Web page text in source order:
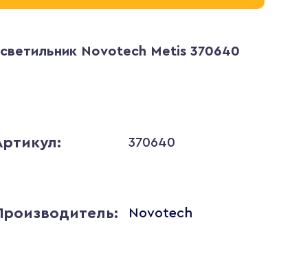
Novotech Metis 370640
370640
Novotech